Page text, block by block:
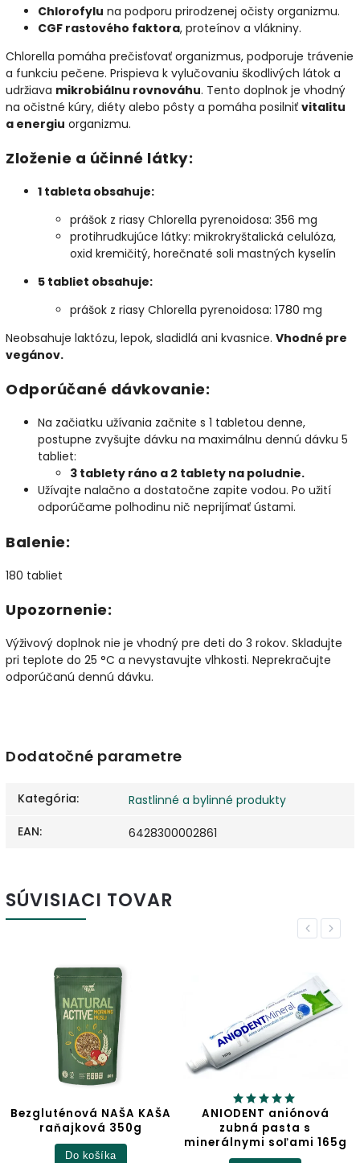
Chlorofylu na podporu prirodzenej očisty organizmu.
CGF rastového faktora, proteínov a vlákniny.
Chlorella pomáha prečisťovať organizmus, podporuje trávenie
a funkciu pečene. Prispieva k vylučovaniu škodlivých látok a
udržiava mikrobiálnu rovnováhu. Tento doplnok je vhodný
na očistné kúry, diéty alebo pôsty a pomáha posilniť vitalitu
a energiu organizmu.
Zloženie a účinné látky:
1 tableta obsahuje:
prášok z riasy Chlorella pyrenoidosa: 356 mg
protihrudkujúce látky: mikrokryštalická celulóza,
oxid kremičitý, horečnaté soli mastných kyselín
5 tabliet obsahuje:
prášok z riasy Chlorella pyrenoidosa: 1780 mg
Neobsahuje laktózu, lepok, sladidlá ani kvasnice. Vhodné pre
vegánov.
Odporúčané dávkovanie:
Na začiatku užívania začnite s 1 tabletou denne,
postupne zvyšujte dávku na maximálnu dennú dávku 5
tabliet:
3 tablety ráno a 2 tablety na poludnie.
Užívajte nalačno a dostatočne zapite vodou. Po užití
odporúčame polhodinu nič neprijímať ústami.
Balenie:
180 tabliet
Upozornenie:
Výživový doplnok nie je vhodný pre deti do 3 rokov. Skladujte
pri teplote do 25 °C a nevystavujte vlhkosti. Neprekračujte
odporúčanú dennú dávku.
Dodatočné parametre
Kategória:
Rastlinné a bylinné produkty
EAN: 6428300002861
SÚVISIACI TOVAR
Previous
Bezgluténová NAŠA KAŠA
raňajková 350g
Do košíka
ANIODENT aniónová
zubná pasta s
minerálnymi soľami 165g
Next